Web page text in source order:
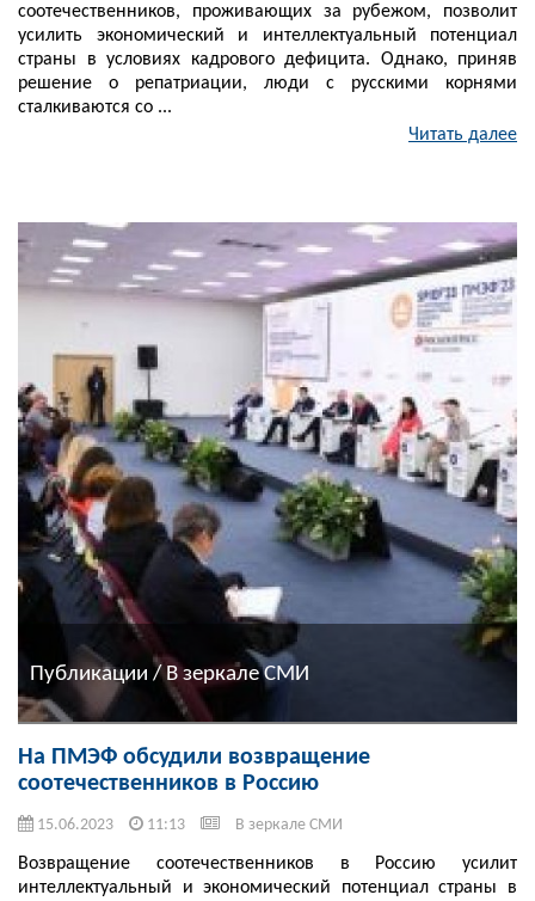
соотечественников, проживающих за рубежом, позволит
усилить экономический и интеллектуальный потенциал
страны в условиях кадрового дефицита. Однако, приняв
решение о репатриации, люди с русскими корнями
сталкиваются со ...
Читать далее
Публикации / В зеркале СМИ
На ПМЭФ обсудили возвращение
соотечественников в Россию
15.06.2023 11:13 В зеркале СМИ
Возвращение соотечественников в Россию усилит
интеллектуальный и экономический потенциал страны в